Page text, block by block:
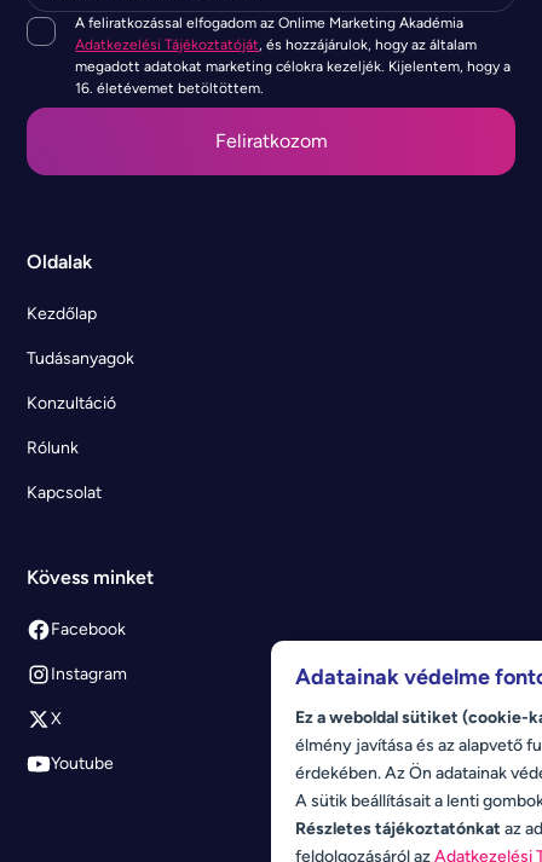
A feliratkozással elfogadom az Onlime Marketing Akadémia
Adatkezelési Tájékoztatóját, és hozzájárulok, hogy az általam
megadott adatokat marketing célokra kezeljék. Kijelentem, hogy a
16. életévemet betöltöttem.
Oldalak
Kezdőlap
Tudásanyagok
Konzultáció
Rólunk
Kapcsolat
Kövess minket
Facebook
Instagram
X
Youtube
Adatainak védelme
Ez a weboldal sütiket (cookie-
élmény javítása és az alapvető
érdekében. Az Ön adatainak
A sütik beállításait a lenti
Részletes tájékoztatónkat az
feldolgozásáról azAdatkezelési